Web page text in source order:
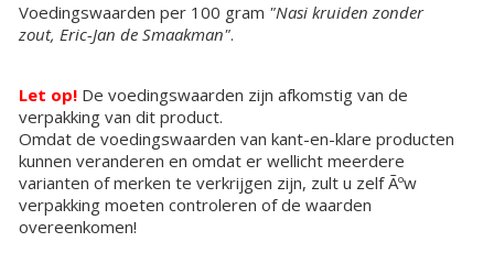
Voedingswaarden per 100 gram "Nasi kruiden zonder
zout, Eric-Jan de Smaakman".
Let op! De voedingswaarden zijn afkomstig van de
verpakking van dit product.
Omdat de voedingswaarden van kant-en-klare producten
kunnen veranderen en omdat er wellicht meerdere
varianten of merken te verkrijgen zijn, zult u zelf Ãºw
verpakking moeten controleren of de waarden
overeenkomen!